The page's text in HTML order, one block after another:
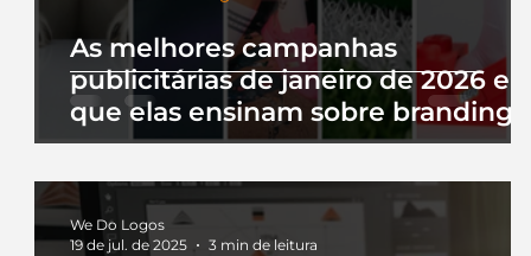
As melhores campanhas
publicitárias de janeiro de 2026 e
que elas ensinam sobre branding
We Do Logos
19 de jul. de 2025
3 min de leitura